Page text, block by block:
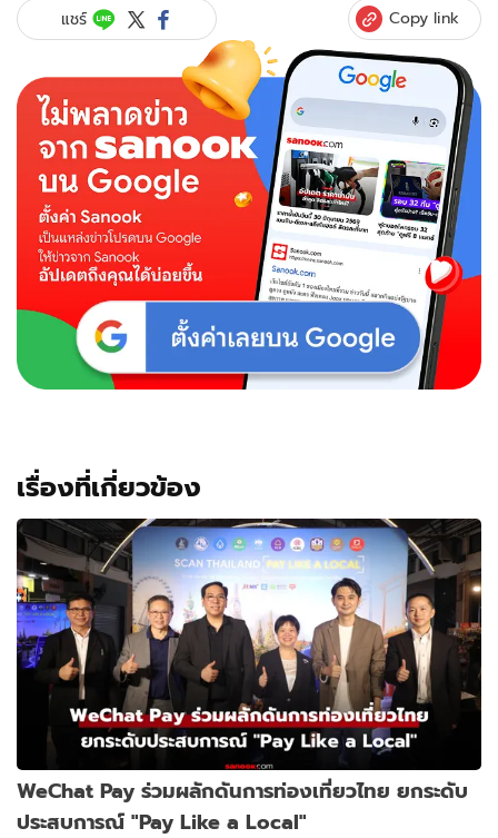
แชร์ Copy link
เรื่องที่เกี่ยวข้อง
WeChat Pay ร่วมผลักดันการท่องเที่ยวไทย ยกระดับ
ประสบการณ์ "Pay Like a Local"